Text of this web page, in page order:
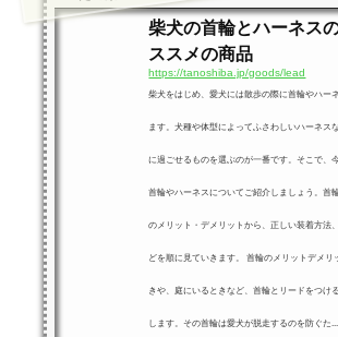
柴犬の首輪とハーネス
ススメの商品
https://tanoshiba.jp/goods/lead
柴犬をはじめ、愛犬には散歩の際に首輪やハー
ます。犬種や体型によってふさわしいハーネス
に過ごせるものを選ぶのが一番です。そこで、
首輪やハーネスについてご紹介しましょう。首
のメリット・デメリットから、正しい装着方法
どを順に見ていきます。 首輪のメリットデメリ
きや、庭にいるときなど、首輪とリードをつけ
します。その首輪は愛犬が脱走するのを防ぐた...